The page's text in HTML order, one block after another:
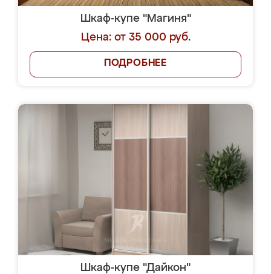
Шкаф-купе "Магиня"
Цена: от 35 000 руб.
ПОДРОБНЕЕ
Шкаф-купе "Дайкон"